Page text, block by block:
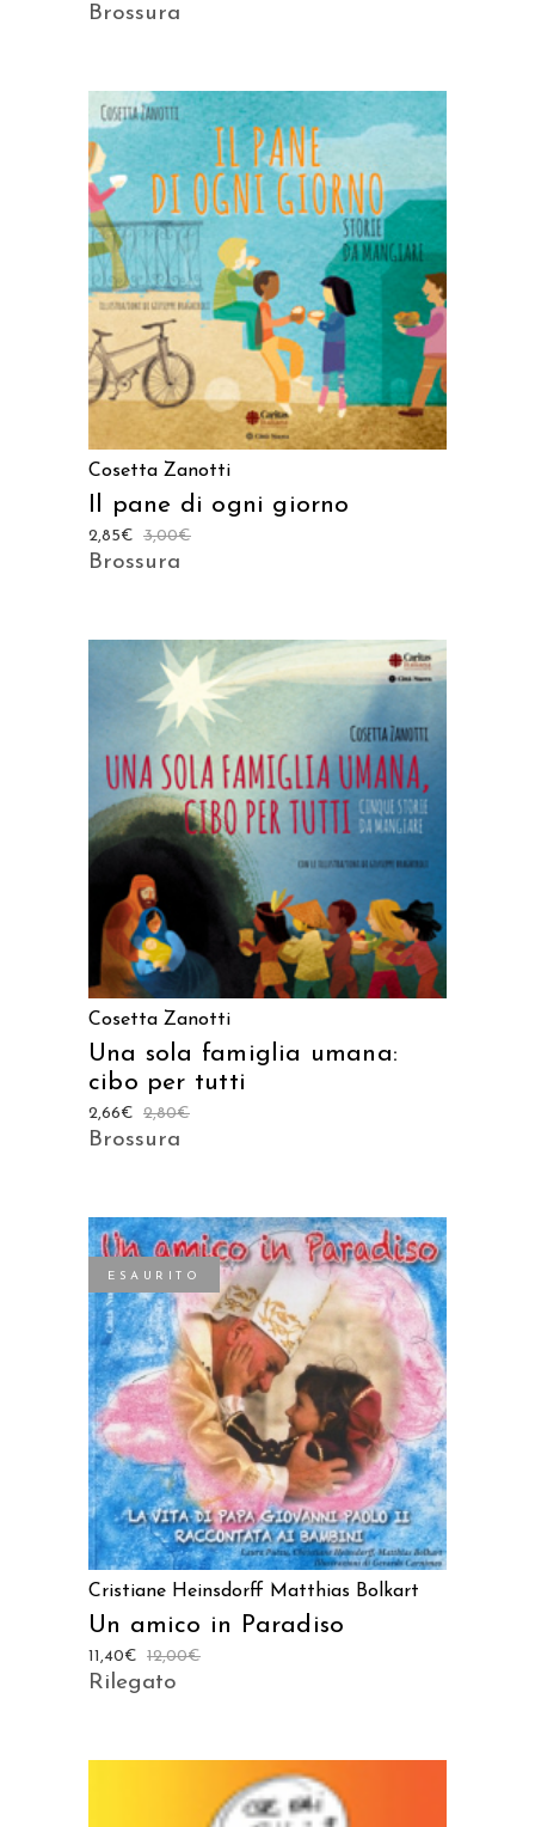
Brossura
AGGIUNGI AL CARRELLO
Cosetta Zanotti
Il pane di ogni giorno
3,00€
2,85€
Brossura
AGGIUNGI AL CARRELLO
Cosetta Zanotti
Una sola famiglia umana:
cibo per tutti
2,80€
2,66€
Brossura
ESAURITO
LEGGI TUTTO
Cristiane Heinsdorff Matthias Bolkart
Un amico in Paradiso
12,00€
11,40€
Rilegato